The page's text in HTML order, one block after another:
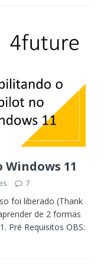
11
7
foi liberado (Thank
de 2 formas
Pré Requisitos OBS: